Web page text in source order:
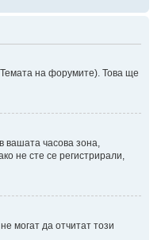
на форумите). Това ще
вашата часова зона,
не сте се регистрирали,
могат да отчитат този